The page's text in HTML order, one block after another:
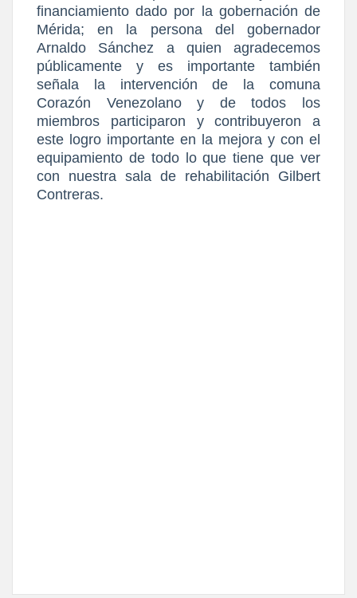
financiamiento dado por la gobernación de
Mérida; en la persona del gobernador
Arnaldo Sánchez a quien agradecemos
públicamente y es importante también
señala la intervención de la comuna
Corazón Venezolano y de todos los
miembros participaron y contribuyeron a
este logro importante en la mejora y con el
equipamiento de todo lo que tiene que ver
con nuestra sala de rehabilitación Gilbert
Contreras.